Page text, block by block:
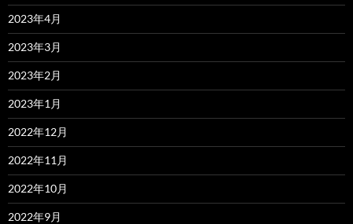
2023年4月
2023年3月
2023年2月
2023年1月
2022年12月
2022年11月
2022年10月
2022年9月